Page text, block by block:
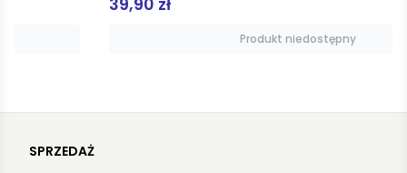
Produkt niedostępny
SPRZEDAŻ